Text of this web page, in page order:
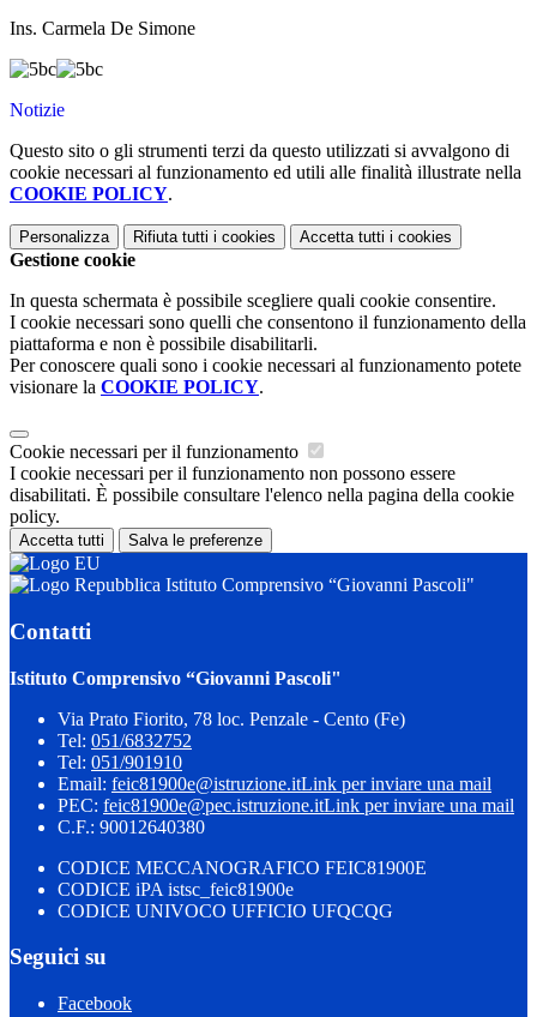
Ins. Carmela De Simone
Notizie
Questo sito o gli strumenti terzi da questo utilizzati si avvalgono di
cookie necessari al funzionamento ed utili alle finalità illustrate nella
COOKIE POLICY.
Personalizza Rifiuta tutti i cookies Accetta tutti i cookies
Gestione cookie
In questa schermata è possibile scegliere quali cookie consentire.
I cookie necessari sono quelli che consentono il funzionamento della
piattaforma e non è possibile disabilitarli.
Per conoscere quali sono i cookie necessari al funzionamento potete
visionare la COOKIE POLICY.
Cookie necessari per il funzionamento
I cookie necessari per il funzionamento non possono essere
disabilitati. È possibile consultare l'elenco nella pagina della cookie
policy.
Accetta tutti Salva le preferenze
Istituto Comprensivo “Giovanni Pascoli"
Contatti
Istituto Comprensivo “Giovanni Pascoli"
Via Prato Fiorito, 78 loc. Penzale - Cento (Fe)
Tel: 051/6832752
Tel: 051/901910
Email: feic81900e@istruzione.itLink per inviare una mail
PEC: feic81900e@pec.istruzione.itLink per inviare una mail
C.F.: 90012640380
CODICE MECCANOGRAFICO FEIC81900E
CODICE iPA istsc_feic81900e
CODICE UNIVOCO UFFICIO UFQCQG
Seguici su
Facebook